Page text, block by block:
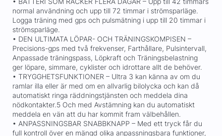
normal användning och upp till 72 timmar i strömsparläge.
Logga träning med gps och pulsmätning i upp till 20 timmar i
strömsparläge.
• DEN ULTIMATA LÖPAR- OCH TRÄNINGSKOMPISEN –
Precisions-gps med två frekvenser, Farthållare, Pulsintervall,
Anpassade träningspass, Löpkraft och Träningsbelastning
ger löpare, simmare, cyklister och idrottare allt de behöver.
• TRYGGHETSFUNKTIONER – Ultra 3 kan känna av om du
ramlar illa eller är med om en allvarlig bilolycka och kan då
automatiskt ringa räddningstjänsten och meddela dina
nödkontakter.5 Och med Avstämning kan du automatiskt
meddela en vän att du har kommit fram välbehållen.
• ANPASSNINGSBAR SNABBKNAPP – Med ett tryck får du
full kontroll över en mängd olika anpassningsbara funktioner,